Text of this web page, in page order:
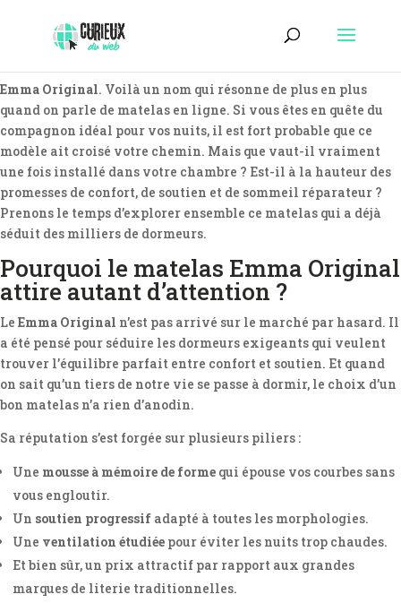
Emma Original. Voilà un nom qui résonne de plus en plus
quand on parle de matelas en ligne. Si vous êtes en quête du
compagnon idéal pour vos nuits, il est fort probable que ce
modèle ait croisé votre chemin. Mais que vaut-il vraiment
une fois installé dans votre chambre ? Est-il à la hauteur des
promesses de confort, de soutien et de sommeil réparateur ?
Prenons le temps d’explorer ensemble ce matelas qui a déjà
séduit des milliers de dormeurs.
Pourquoi le matelas Emma Original
attire autant d’attention ?
Le Emma Original n’est pas arrivé sur le marché par hasard. Il
a été pensé pour séduire les dormeurs exigeants qui veulent
trouver l’équilibre parfait entre confort et soutien. Et quand
on sait qu’un tiers de notre vie se passe à dormir, le choix d’un
bon matelas n’a rien d’anodin.
Sa réputation s’est forgée sur plusieurs piliers :
Une mousse à mémoire de forme qui épouse vos courbes sans
vous engloutir.
Un soutien progressif adapté à toutes les morphologies.
Une ventilation étudiée pour éviter les nuits trop chaudes.
Et bien sûr, un prix attractif par rapport aux grandes
marques de literie traditionnelles.